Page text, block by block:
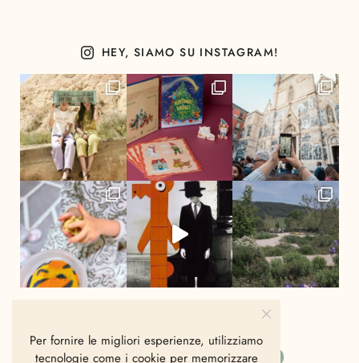
HEY, SIAMO SU INSTAGRAM!
Per fornire le migliori esperienze, utilizziamo
tecnologie come i cookie per memorizzare